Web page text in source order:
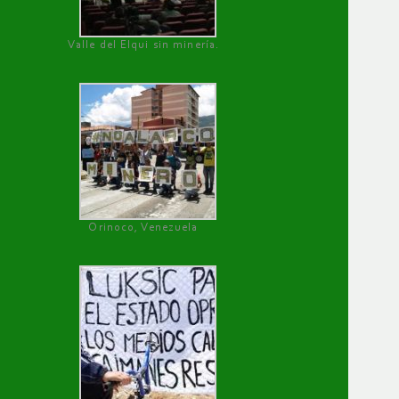
Valle del Elqui sin minería.
Orinoco, Venezuela